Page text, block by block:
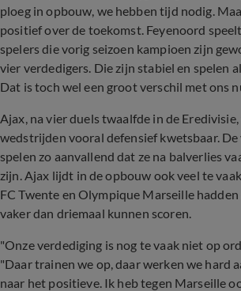
ploeg in opbouw, we hebben tijd nodig.
positief over de toekomst. Feyenoord
spelers die vorig seizoen kampioen zijn
vier verdedigers. Die zijn stabiel en spelen
Dat is toch wel een groot verschil met ons
Ajax, na vier duels twaalfde in de
wedstrijden vooral defensief kwetsbaar.
spelen zo aanvallend dat ze na balverlies
zijn. Ajax lijdt in de opbouw ook veel te
FC Twente en Olympique Marseille
vaker dan driemaal kunnen scoren.
"Onze verdediging is nog te vaak niet op
"Daar trainen we op, daar werken we hard
naar het positieve. Ik heb tegen Marseille